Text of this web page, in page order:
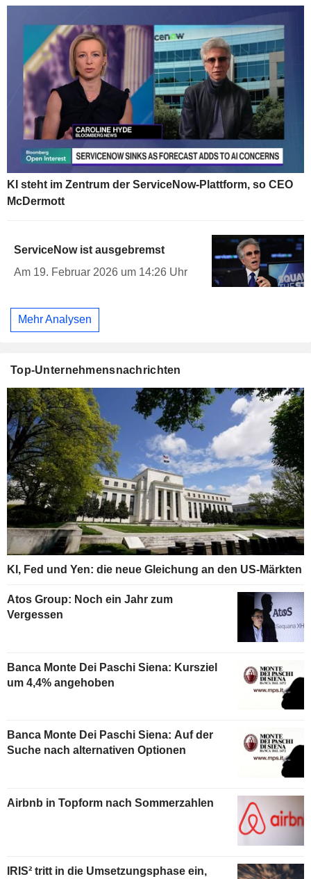
KI steht im Zentrum der ServiceNow-Plattform, so CEO
McDermott
ServiceNow ist ausgebremst
Am 19. Februar 2026 um 14:26 Uhr
Mehr Analysen
Top-Unternehmensnachrichten
KI, Fed und Yen: die neue Gleichung an den US-Märkten
Atos Group: Noch ein Jahr zum
Vergessen
Banca Monte Dei Paschi Siena: Kursziel
um 4,4% angehoben
Banca Monte Dei Paschi Siena: Auf der
Suche nach alternativen Optionen
Airbnb in Topform nach Sommerzahlen
IRIS² tritt in die Umsetzungsphase ein,